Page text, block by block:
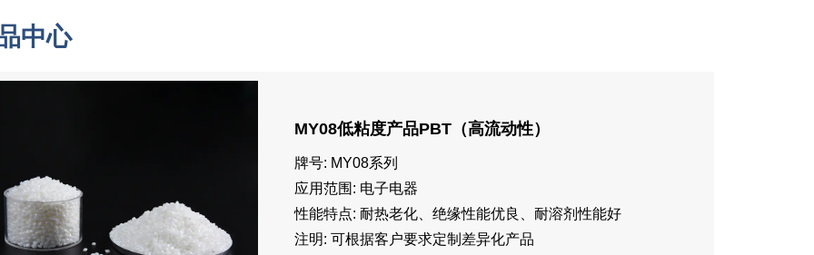
中心
MY08低粘度产品PBT（高流动性）
牌号: MY08系列
应用范围: 电子电器
性能特点: 耐热老化、绝缘性能优良、耐溶剂性能好
注明: 可根据客户要求定制差异化产品